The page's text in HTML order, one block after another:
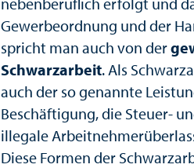
Gewerbeordnung und der
spricht man auch von der
Schwarzarbeit. Als
auch der so genannte
Beschäftigung, die Steuer-
illegale
Diese Formen der